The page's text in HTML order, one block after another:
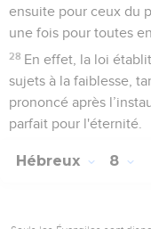
ensuite pour ceux du
une fois pour toutes
28 En effet, la loi
sujets à la faiblesse,
prononcé après
parfait pour l'éternité.
Hébreux 8